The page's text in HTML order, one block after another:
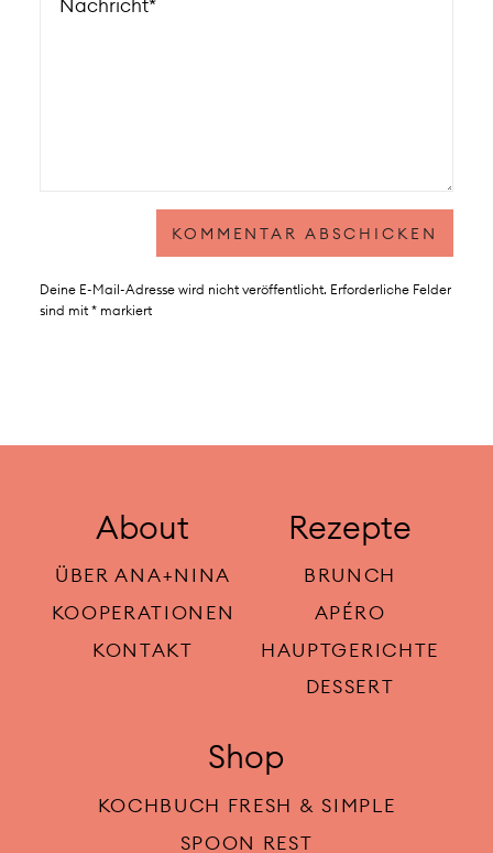
Deine E-Mail-Adresse wird nicht veröffentlicht. Erforderliche Felder
sind mit *markiert
About
ÜBER ANA+NINA
KOOPERATIONEN
KONTAKT
Rezepte
BRUNCH
APÉRO
HAUPTGERICHTE
DESSERT
Shop
KOCHBUCH FRESH & SIMPLE
SPOON REST